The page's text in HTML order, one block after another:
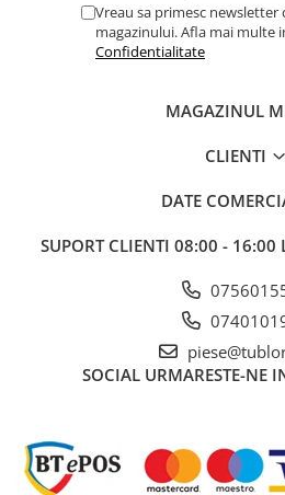
Vreau sa primesc
magazinului. Afla mai multe
Confidentialitate
MAGAZINUL
CLIENTI
DATE
SUPORT CLIENTI 08:00 - 16:00
SOCIAL URMARESTE-NE